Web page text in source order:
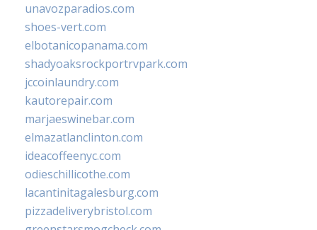
unavozparadios.com
shoes-vert.com
elbotanicopanama.com
shadyoaksrockportrvpark.com
jccoinlaundry.com
kautorepair.com
marjaeswinebar.com
elmazatlanclinton.com
ideacoffeenyc.com
odieschillicothe.com
lacantinitagalesburg.com
pizzadeliverybristol.com